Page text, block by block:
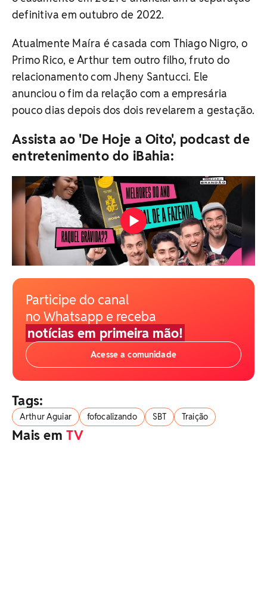
definitiva em outubro de 2022.
Atualmente Maíra é casada com Thiago Nigro, o
Primo Rico, e Arthur tem outro filho, fruto do
relacionamento com Jheny Santucci. Ele
anunciou o fim da relação com a empresária
pouco dias depois dos dois revelarem a gestação.
Assista ao 'De Hoje a Oito', podcast de
entretenimento do iBahia:
Participe do canal
no Whatsapp e receba
notícias em primeira mão!
Acesse a comunidade
Tags:
Arthur Aguiar fofocalizando SBT Traição
Mais emTV